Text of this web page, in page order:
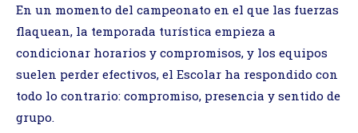
En un momento del campeonato en el que las fuerzas
flaquean, la temporada turística empieza a
condicionar horarios y compromisos, y los equipos
suelen perder efectivos, el Escolar ha respondido con
todo lo contrario: compromiso, presencia y sentido de
grupo.